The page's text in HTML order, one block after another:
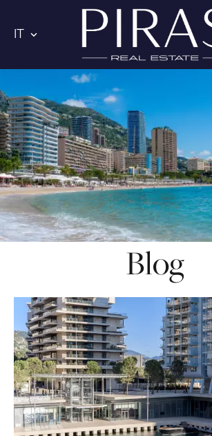
IT
Blog